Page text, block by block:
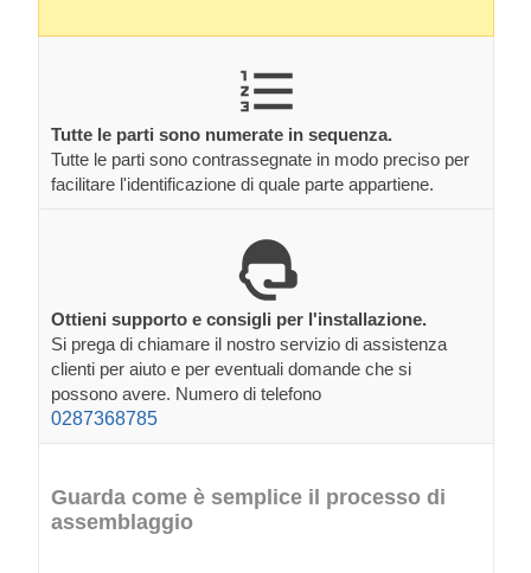
Tutte le parti sono numerate in sequenza.
Tutte le parti sono contrassegnate in modo preciso per
facilitare l'identificazione di quale parte appartiene.
Ottieni supporto e consigli per l'installazione.
Si prega di chiamare il nostro servizio di assistenza
clienti per aiuto e per eventuali domande che si
possono avere. Numero di telefono
0287368785
Guarda come è semplice il processo di
assemblaggio